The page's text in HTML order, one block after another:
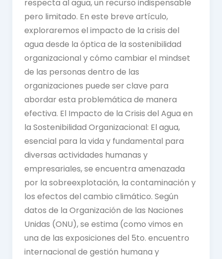
respecta al agua, un recurso indispensable
pero limitado. En este breve artículo,
exploraremos el impacto de la crisis del
agua desde la óptica de la sostenibilidad
organizacional y cómo cambiar el mindset
de las personas dentro de las
organizaciones puede ser clave para
abordar esta problemática de manera
efectiva. El Impacto de la Crisis del Agua en
la Sostenibilidad Organizacional: El agua,
esencial para la vida y fundamental para
diversas actividades humanas y
empresariales, se encuentra amenazada
por la sobreexplotación, la contaminación y
los efectos del cambio climático. Según
datos de la Organización de las Naciones
Unidas (ONU), se estima (como vimos en
una de las exposiciones del 5to. encuentro
internacional de gestión humana y